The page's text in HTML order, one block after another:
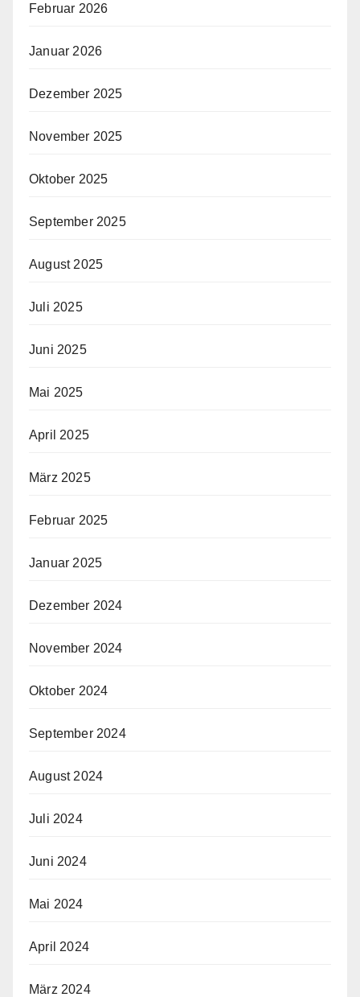
Februar 2026
Januar 2026
Dezember 2025
November 2025
Oktober 2025
September 2025
August 2025
Juli 2025
Juni 2025
Mai 2025
April 2025
März 2025
Februar 2025
Januar 2025
Dezember 2024
November 2024
Oktober 2024
September 2024
August 2024
Juli 2024
Juni 2024
Mai 2024
April 2024
März 2024